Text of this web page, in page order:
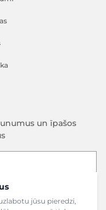
jūsu pieredzi,
un īpašos